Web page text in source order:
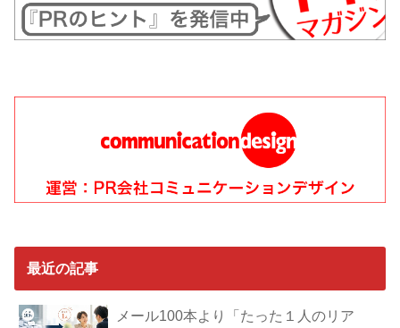
最近の記事
メール100本より「たった１人のリア